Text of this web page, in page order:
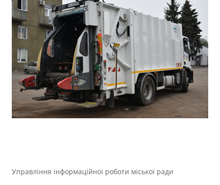
Управління інформаційної роботи міської ради